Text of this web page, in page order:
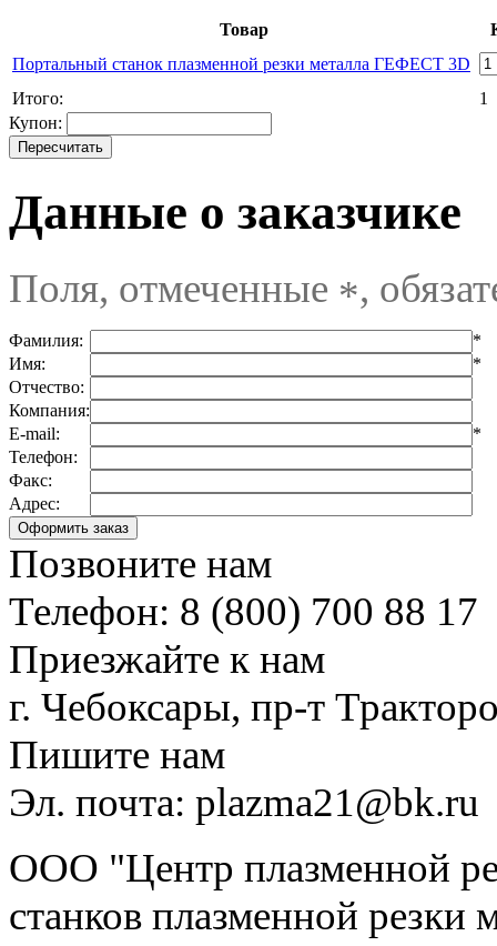
Товар
Портальный станок плазменной резки металла ГЕФЕСТ 3D
Итого:
1
Купон:
Данные о заказчике
Поля, отмеченные *,
Фамилия:
*
Имя:
*
Отчество:
Компания:
E-mail:
*
Телефон:
Факс:
Адрес:
Позвоните нам
Телефон: 8 (800) 700 88 17
Приезжайте к нам
г. Чебоксары, пр-т
Пишите нам
Эл. почта: plazma21@bk.ru
ООО "Центр плазменной
станков плазменной резки